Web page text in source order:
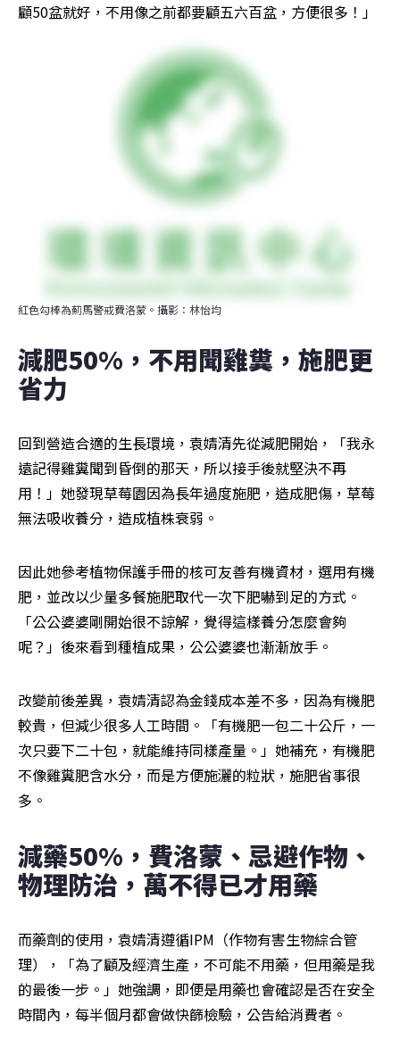
顧50盆就好，不用像之前都要顧五六百盆，方便很多！」
紅色勾棒為薊馬警戒費洛蒙。攝影：林怡均
減肥50%，不用聞雞糞，施肥更
省力
回到營造合適的生長環境，袁婧清先從減肥開始，「我永
遠記得雞糞聞到昏倒的那天，所以接手後就堅決不再
用！」她發現草莓園因為長年過度施肥，造成肥傷，草莓
無法吸收養分，造成植株衰弱。
因此她參考植物保護手冊的核可友善有機資材，選用有機
肥，並改以少量多餐施肥取代一次下肥嚇到足的方式。
「公公婆婆剛開始很不諒解，覺得這樣養分怎麼會夠
呢？」後來看到種植成果，公公婆婆也漸漸放手。
改變前後差異，袁婧清認為金錢成本差不多，因為有機肥
較貴，但減少很多人工時間。「有機肥一包二十公斤，一
次只要下二十包，就能維持同樣產量。」她補充，有機肥
不像雞糞肥含水分，而是方便施灑的粒狀，施肥省事很
多。
減藥50%，費洛蒙、忌避作物、
物理防治，萬不得已才用藥
而藥劑的使用，袁婧清遵循IPM（作物有害生物綜合管
理），「為了顧及經濟生產，不可能不用藥，但用藥是我
的最後一步。」她強調，即便是用藥也會確認是否在安全
時間內，每半個月都會做快篩檢驗，公告給消費者。